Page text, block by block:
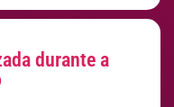
durante a